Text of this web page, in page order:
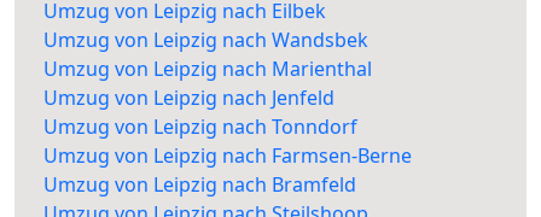
Umzug von Leipzig nach Eilbek
Umzug von Leipzig nach Wandsbek
Umzug von Leipzig nach Marienthal
Umzug von Leipzig nach Jenfeld
Umzug von Leipzig nach Tonndorf
Umzug von Leipzig nach Farmsen-Berne
Umzug von Leipzig nach Bramfeld